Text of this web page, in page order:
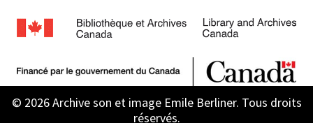
© 2026 Archive son et image Emile Berliner. Tous droits
réservés.